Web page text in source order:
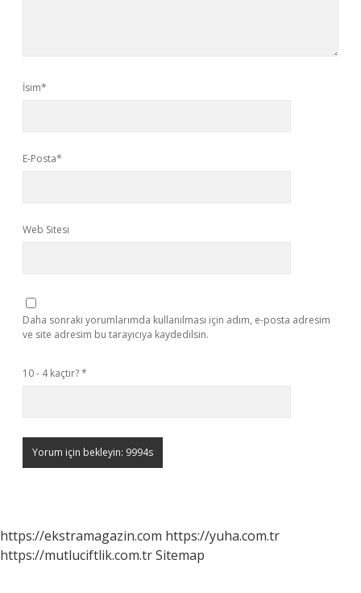
İsim*
E-Posta*
Web Sitesi
Daha sonraki yorumlarımda kullanılması için adım, e-posta adresim
ve site adresim bu tarayıcıya kaydedilsin.
10 - 4 kaçtır?*
https://ekstramagazin.com https://yuha.com.tr
https://mutluciftlik.com.trSitemap